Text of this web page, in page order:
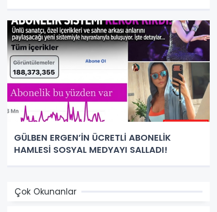
GÜLBEN ERGEN’İN ÜCRETLİ ABONELİK
HAMLESİ SOSYAL MEDYAYI SALLADI!
Çok Okunanlar